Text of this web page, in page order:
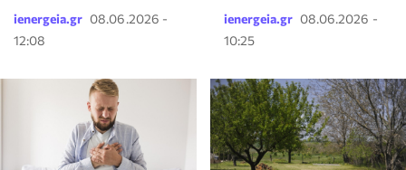
ienergeia.gr 08.06.2026 -
12:08
ienergeia.gr 08.06.2026 -
10:25